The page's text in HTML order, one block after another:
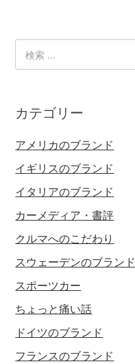
カテゴリー
アメリカのブランド
イギリスのブランド
イタリアのブランド
カーメディア・書評
クルマへのこだわり
スウェーデンのブランド
スポーツカー
ちょっと痛い話
ドイツのブランド
フランスのブランド